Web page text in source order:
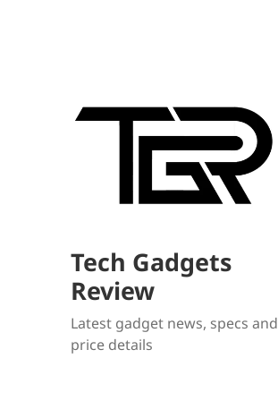
Tech Gadgets
Review
Latest gadget news, specs and
price details